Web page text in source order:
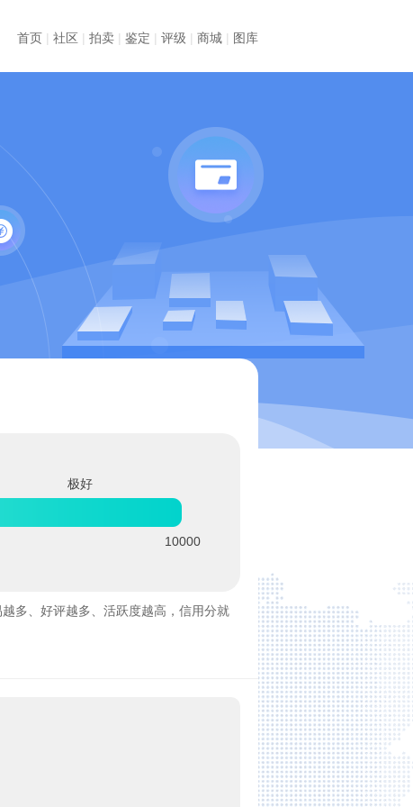
首页 | 社区 | 拍卖 | 鉴定 | 评级 | 商城 | 图库
极好
10000
多、好评越多、活跃度越高，信用分就